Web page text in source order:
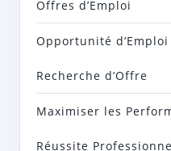
Offres d’Emploi
Opportunité
Recherche d’Offre
Maximiser les
Réussite